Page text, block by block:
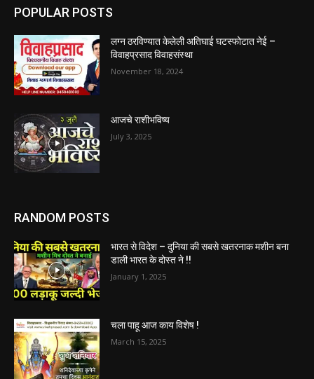
POPULAR POSTS
लग्न ठरविण्यात केलेली अतिघाई घटस्फोटात नेई –
विवाहप्रसाद विवाहसंस्था
November 18, 2024
आजचे राशीभविष्य
July 3, 2025
RANDOM POSTS
भारत से विदेश – दुनिया की सबसे खतरनाक मशीन बना
डाली भारत के दोस्त ने !!
January 1, 2025
चला पाहू आज काय विशेष !
March 15, 2025